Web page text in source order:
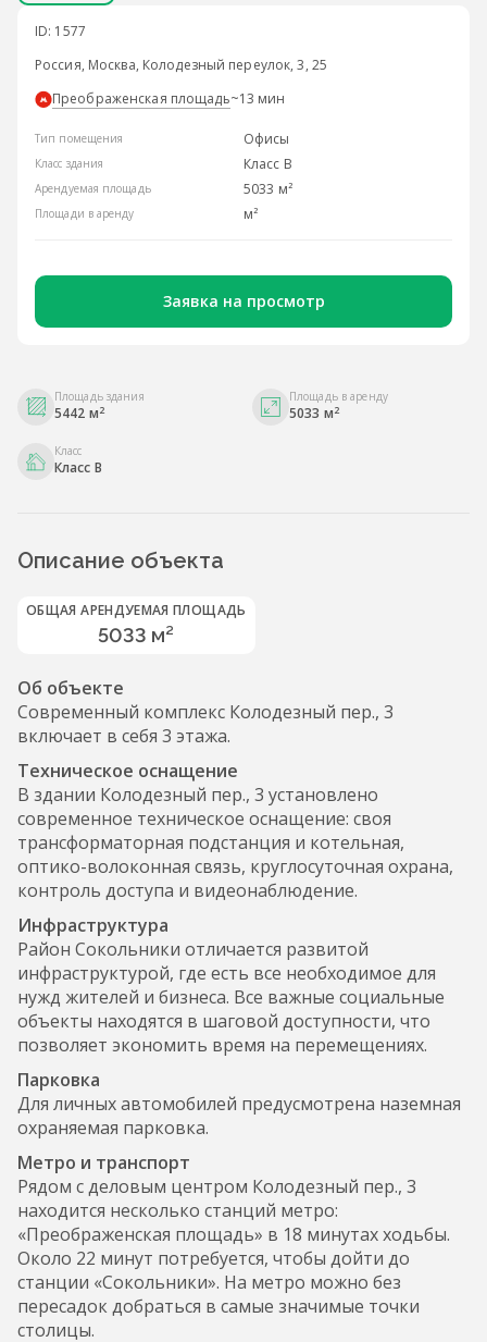
ID: 1577
Россия, Москва, Колодезный переулок, 3, 25
Преображенская площадь~13 мин
Тип помещения Офисы
Класс здания Класс B
Арендуемая площадь 5033 м²
Площади в аренду м²
Заявка на просмотр
Площадь здания
5442 м2
Площадь в аренду
5033 м2
Класс
Класс B
Описание объекта
ОБЩАЯ АРЕНДУЕМАЯ ПЛОЩАДЬ
5033 м²
Об объекте
Современный комплекс Колодезный пер., 3
включает в себя 3 этажа.
Техническое оснащение
В здании Колодезный пер., 3 установлено
современное техническое оснащение: своя
трансформаторная подстанция и котельная,
оптико-волоконная связь, круглосуточная охрана,
контроль доступа и видеонаблюдение.
Инфраструктура
Район Сокольники отличается развитой
инфраструктурой, где есть все необходимое для
нужд жителей и бизнеса. Все важные социальные
объекты находятся в шаговой доступности, что
позволяет экономить время на перемещениях.
Парковка
Для личных автомобилей предусмотрена наземная
охраняемая парковка.
Метро и транспорт
Рядом с деловым центром Колодезный пер., 3
находится несколько станций метро:
«Преображенская площадь» в 18 минутах ходьбы.
Около 22 минут потребуется, чтобы дойти до
станции «Сокольники». На метро можно без
пересадок добраться в самые значимые точки
столицы.